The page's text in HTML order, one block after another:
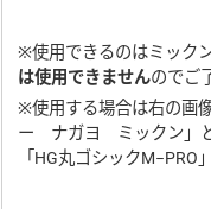
※使用できるのはミック
は使用できませんのでご
※使用する場合は右の画
ー ナガヨ ミックン」と
「HG丸ゴシックM−PRO